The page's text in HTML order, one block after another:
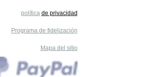
política de privacidad
Programa de fidelización
Mapa del sitio